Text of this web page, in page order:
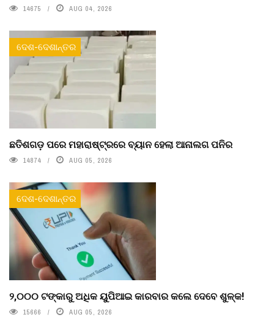
14675 AUG 04, 2026
ଦେଶ-ଦେଶାନ୍ତର
ଛତିଶଗଡ଼ ପରେ ମହାରାଷ୍ଟ୍ରରେ ବ୍ୟାନ ହେଲା ଆନାଲଗ ପନିର
14874 AUG 05, 2026
ଦେଶ-ଦେଶାନ୍ତର
୨,୦୦୦ ଟଙ୍କାରୁ ଅଧିକ ୟୁପିଆଇ କାରବାର କଲେ ଦେବେ ଶୁଳ୍କ!
15666 AUG 05, 2026